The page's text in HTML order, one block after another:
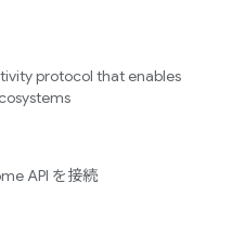
protocol that enables
API を接続